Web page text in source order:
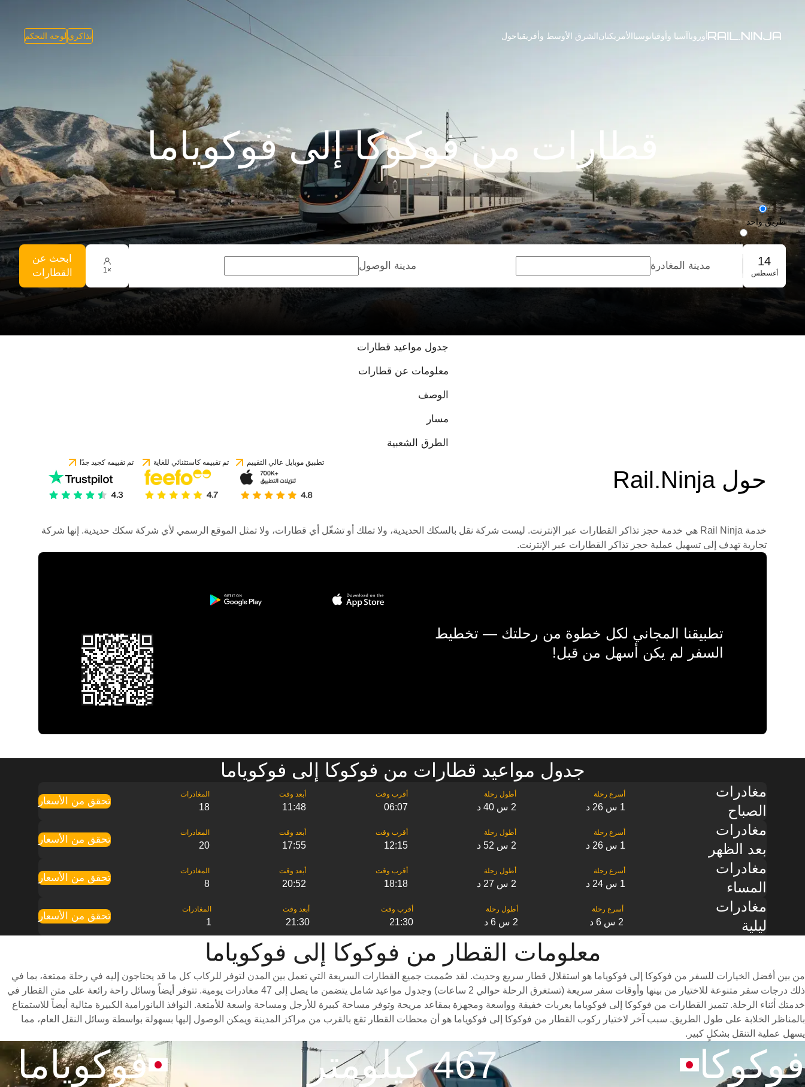
أوروبا آسيا وأوقيانوسيا الأمريكتان الشرق الأوسط وأفريقياحول تذاكري لوحة التحكم
قطارات من فوكوكا إلى فوكوياما
طريق واحد
رحلة ذهاب وإياب
الحجز الجماعي
14
أغسطس
مدينة المغادرة مدينة الوصول ×
1
ابحث عن
القطارات
جدول مواعيد قطارات
معلومات عن قطارات
الوصف
مسار
الطرق الشعبية
حول Rail.Ninja
تطبيق موبايل عالي التقييم تم تقييمه كاستثنائي للغاية تم تقييمه كجيد جدًا
خدمة Rail Ninja هي خدمة حجز تذاكر القطارات عبر الإنترنت. ليست شركة نقل بالسكك الحديدية، ولا تملك أو تشغّل أي قطارات، ولا تمثل الموقع الرسمي لأي شركة سكك حديدية. إنها شركة
تجارية تهدف إلى تسهيل عملية حجز تذاكر القطارات عبر الإنترنت.
تطبيقنا المجاني لكل خطوة من رحلتك — تخطيط
السفر لم يكن أسهل من قبل!
جدول مواعيد قطارات من فوكوكا إلى فوكوياما
مغادرات
الصباح
1 س 26 د 2 س 40 د 06:07
11:48
18
تحقق من الأسعار
مغادرات
بعد الظهر
1 س 26 د 2 س 52 د 12:15
17:55
20
تحقق من الأسعار
مغادرات
المساء
1 س 24 د 2 س 27 د 18:18
20:52
8
تحقق من الأسعار
مغادرات
ليلية
2 س 6 د 2 س 6 د 21:30
21:30
1
تحقق من الأسعار
معلومات القطار من ‎فوكوكا إلى ‎فوكوياما
من بين أفضل الخيارات للسفر من فوكوكا إلى فوكوياما هو استقلال قطار سريع وحديث. لقد صُممت جميع القطارات السريعة التي تعمل بين المدن لتوفر للركاب كل ما قد يحتاجون إليه في رحلة ممتعة، بما في
ذلك درجات سفر متنوعة للاختيار من بينها وأوقات سفر سريعة (تستغرق الرحلة حوالي 2 ساعات) وجدول مواعيد شامل يتضمن ما يصل إلى 47 مغادرات يومية. تتوفر أيضاً وسائل راحة رائعة على متن القطار في
خدمتك أثناء الرحلة. تتميز القطارات من فوكوكا إلى فوكوياما بعربات خفيفة وواسعة ومجهزة بمقاعد مريحة وتوفر مساحة كبيرة للأرجل ومساحة واسعة للأمتعة. النوافذ البانورامية الكبيرة مثالية أيضاً للاستمتاع
بالمناظر الخلابة على طول الطريق. سبب آخر لاختيار ركوب القطار من فوكوكا إلى فوكوياما هو أن محطات القطار تقع بالقرب من مراكز المدينة ويمكن الوصول إليها بسهولة بواسطة وسائل النقل العام، مما
يسهل عملية التنقل بشكلٍ كبير.
فوكوكا 467 كيلومتر فوكوياما